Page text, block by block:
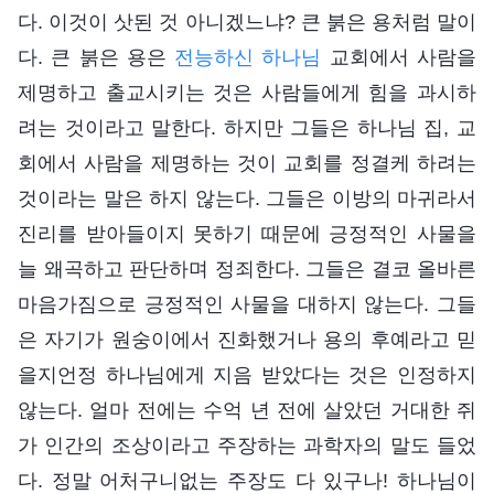
다. 이것이 삿된 것 아니겠느냐? 큰 붉은 용처럼 말이
다. 큰 붉은 용은 전능하신 하나님 교회에서 사람을
제명하고 출교시키는 것은 사람들에게 힘을 과시하
려는 것이라고 말한다. 하지만 그들은 하나님 집, 교
회에서 사람을 제명하는 것이 교회를 정결케 하려는
것이라는 말은 하지 않는다. 그들은 이방의 마귀라서
진리를 받아들이지 못하기 때문에 긍정적인 사물을
늘 왜곡하고 판단하며 정죄한다. 그들은 결코 올바른
마음가짐으로 긍정적인 사물을 대하지 않는다. 그들
은 자기가 원숭이에서 진화했거나 용의 후예라고 믿
을지언정 하나님에게 지음 받았다는 것은 인정하지
않는다. 얼마 전에는 수억 년 전에 살았던 거대한 쥐
가 인간의 조상이라고 주장하는 과학자의 말도 들었
다. 정말 어처구니없는 주장도 다 있구나! 하나님이